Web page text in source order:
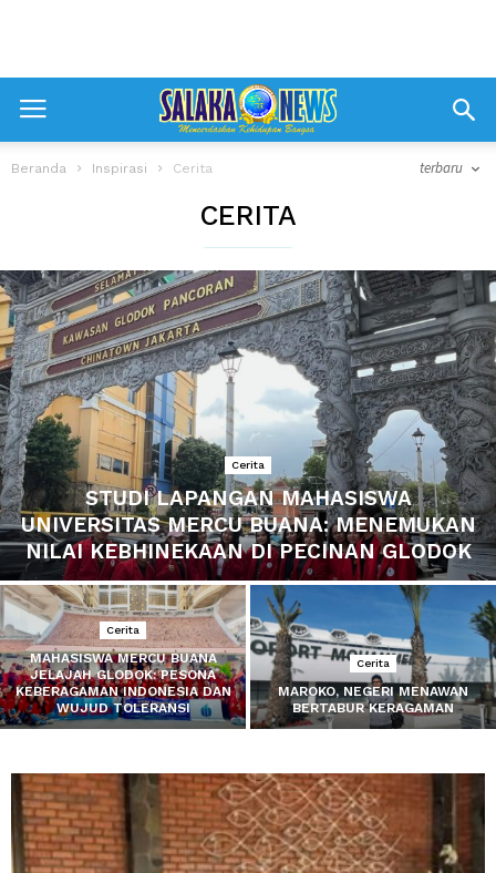
Beranda Inspirasi Cerita terbaru
CERITA
Cerita
STUDI LAPANGAN MAHASISWA
UNIVERSITAS MERCU BUANA: MENEMUKAN
NILAI KEBHINEKAAN DI PECINAN GLODOK
Cerita
MAHASISWA MERCU BUANA
JELAJAH GLODOK: PESONA
KEBERAGAMAN INDONESIA DAN
WUJUD TOLERANSI
Cerita
MAROKO, NEGERI MENAWAN
BERTABUR KERAGAMAN